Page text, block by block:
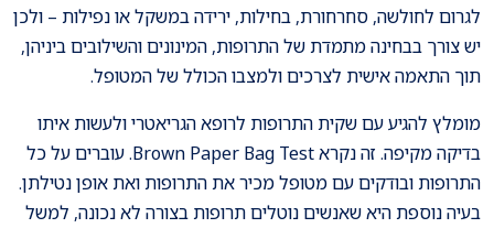
לגרום לחולשה, סחרחורת, בחילות, ירידה במשקל או נפילות – ולכן
יש צורך בבחינה מתמדת של התרופות, המינונים והשילובים ביניהן,
תוך התאמה אישית לצרכים ולמצבו הכולל של המטופל.
מומלץ להגיע עם שקית התרופות לרופא הגריאטרי ולעשות איתו
בדיקה מקיפה. זה נקרא Brown Paper Bag Test. עוברים על כל
התרופות ובודקים עם מטופל מכיר את התרופות ואת אופן נטילתן.
בעיה נוספת היא שאנשים נוטלים תרופות בצורה לא נכונה, למשל